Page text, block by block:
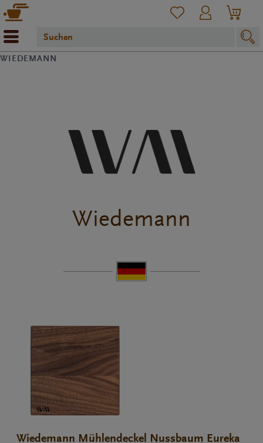
WIEDEMANN
Wiedemann
Wiedemann Mühlendeckel Nussbaum Eureka